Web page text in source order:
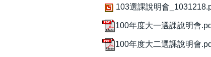
103選課說明會
100年度大一選課說明會
100年度大二選課說明會